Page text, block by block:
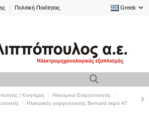
Πολιτική Ποιότητας Greek
/ Κινητήρες
Ηλεκτρικοί Ενεργοποιητές
Ηλεκτρικός ενεργοποιητής Bernard σειρά AT